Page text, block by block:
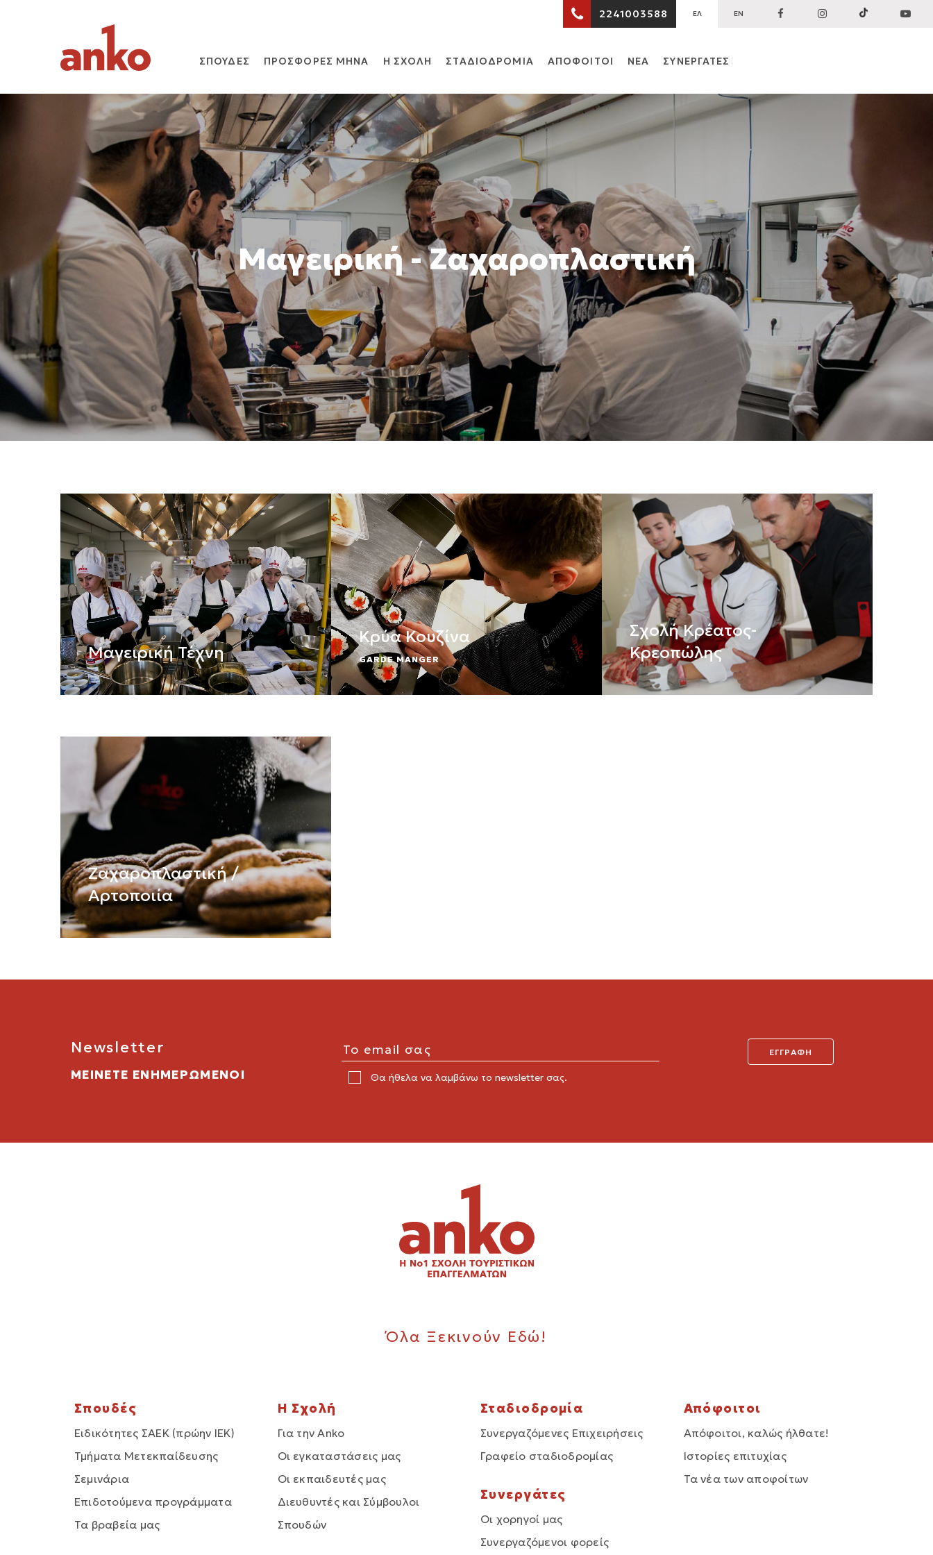
2241003588 ΕΛ EN
ΣΠΟΥΔΕΣ ΠΡΟΣΦΟΡΕΣ ΜΗΝΑ Η ΣΧΟΛΗ ΣΤΑΔΙΟΔΡΟΜΙΑ ΑΠΟΦΟΙΤΟΙ ΝΕΑ ΣΥΝΕΡΓΑΤΕΣ
Μαγειρική - Ζαχαροπλαστική
Μαγειρική Τέχνη
Κρύα Κουζίνα
GARDE MANGER
Σχολή Κρέατος-
Κρεοπώλης
Ζαχαροπλαστική /
Αρτοποιία
Newsletter
ΜΕΙΝΕΤΕ ΕΝΗΜΕΡΩΜΕΝΟΙ Θα ήθελα να λαμβάνω το newsletter σας.
Όλα Ξεκινούν Εδώ!
Σπουδές
Ειδικότητες ΣΑΕΚ (πρώην ΙΕΚ)
Τμήματα Μετεκπαίδευσης
Σεμινάρια
Επιδοτούμενα προγράμματα
Τα βραβεία μας
Η Σχολή
Για την Anko
Οι εγκαταστάσεις μας
Οι εκπαιδευτές μας
Διευθυντές και Σύμβουλοι
Σπουδών
Σταδιοδρομία
Συνεργαζόμενες Επιχειρήσεις
Γραφείο σταδιοδρομίας
Συνεργάτες
Οι χορηγοί μας
Συνεργαζόμενοι φορείς
Απόφοιτοι
Απόφοιτοι, καλώς ήλθατε!
Ιστορίες επιτυχίας
Τα νέα των αποφοίτων